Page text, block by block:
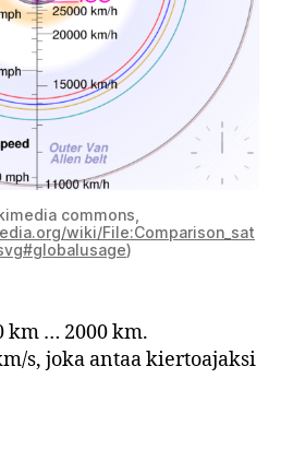
commons,
wiki/File:Comparison_sat
)
km … 2000 km.
s, joka antaa kiertoajaksi